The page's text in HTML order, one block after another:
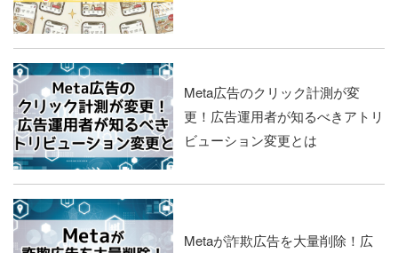
Meta広告のクリック計測が変
更！広告運用者が知るべきアトリ
ビューション変更とは
Metaが詐欺広告を大量削除！広